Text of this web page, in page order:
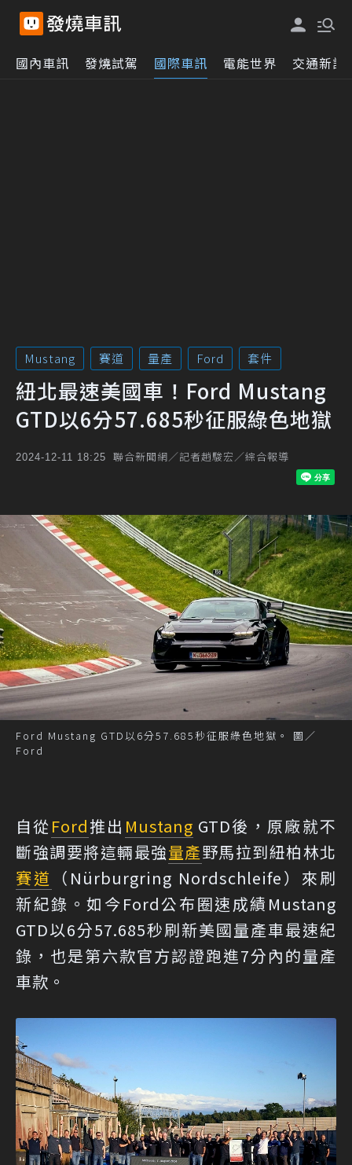
國內車訊 發燒試駕 國際車訊 電能世界 交通新訊
Mustang 賽道 量產 Ford 套件
紐北最速美國車！Ford Mustang
GTD以6分57.685秒征服綠色地獄
2024-12-11 18:25 聯合新聞網／記者趙駿宏／綜合報導
Ford Mustang GTD以6分57.685秒征服綠色地獄。 圖／
Ford
自從Ford推出 Mustang GTD後，原廠就不
斷強調要將這輛最強量產野馬拉到紐柏林北
賽道
（Nürburgring Nordschleife）來刷
新紀錄。如今Ford公布圈速成績Mustang
GTD以6分57.685秒刷新美國量產車最速紀
錄，也是第六款官方認證跑進7分內的量產
車款。